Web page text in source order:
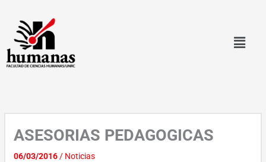
contenido
ASESORIAS PEDAGOGICAS
06/03/2016/ Noticias